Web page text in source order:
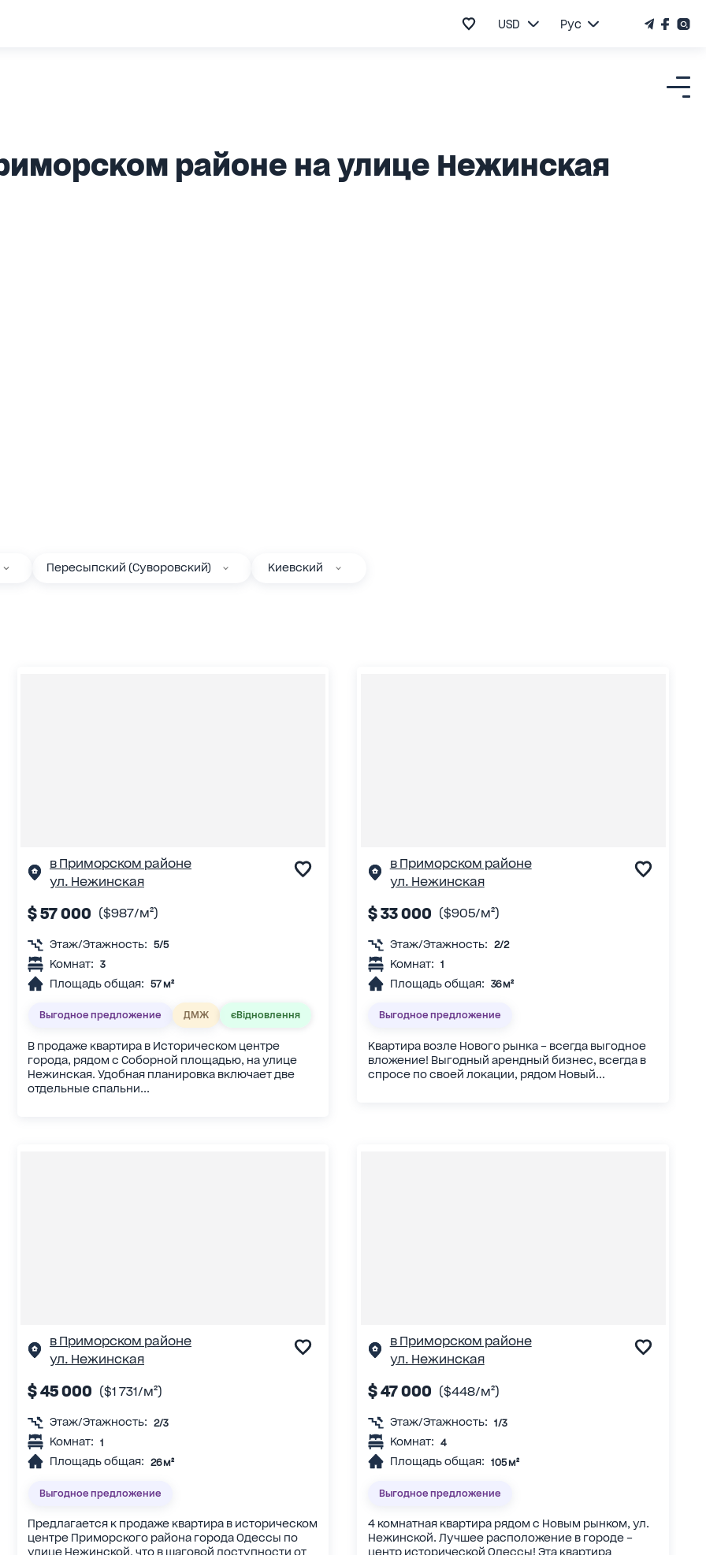
USD Рус
районе на улице Нежинская
Пересыпский (Суворовский) Киевский
в Приморском районе
ул. Нежинская
$ 57 000 ($987/м²)
Этаж/Этажность: 5/5
Комнат: 3
Площадь общая: 57 м²
Выгодное предложение ДМЖ єВідновлення
В продаже квартира в Историческом центре
города, рядом с Соборной площадью, на улице
Нежинская. Удобная планировка включает две
отдельные спальни...
в Приморском районе
ул. Нежинская
$ 33 000 ($905/м²)
Этаж/Этажность: 2/2
Комнат: 1
Площадь общая: 36 м²
Выгодное предложение
Квартира возле Нового рынка – всегда выгодное
вложение! Выгодный арендный бизнес, всегда в
спросе по своей локации, рядом Новый...
в Приморском районе
ул. Нежинская
$ 45 000 ($1 731/м²)
Этаж/Этажность: 2/3
Комнат: 1
Площадь общая: 26 м²
Выгодное предложение
Предлагается к продаже квартира в историческом
центре Приморского района города Одессы по
улице Нежинской, что в шаговой доступности от
в Приморском районе
ул. Нежинская
$ 47 000 ($448/м²)
Этаж/Этажность: 1/3
Комнат: 4
Площадь общая: 105 м²
Выгодное предложение
4 комнатная квартира рядом с Новым рынком, ул.
Нежинской. Лучшее расположение в городе –
центр исторической Одессы! Эта квартира